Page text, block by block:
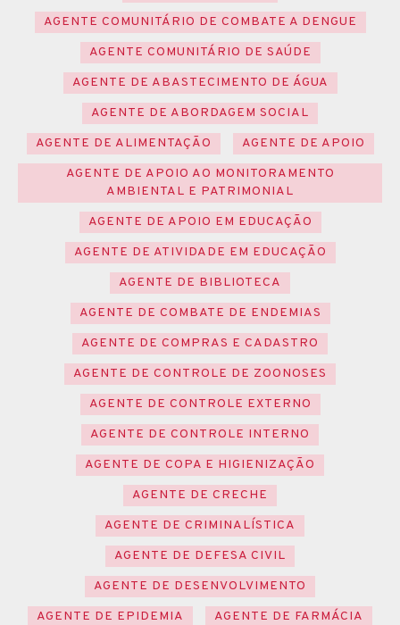
AGENTE COMUNITÁRIO DE COMBATE A DENGUE
AGENTE COMUNITÁRIO DE SAÚDE
AGENTE DE ABASTECIMENTO DE ÁGUA
AGENTE DE ABORDAGEM SOCIAL
AGENTE DE ALIMENTAÇÃO
AGENTE DE APOIO
AGENTE DE APOIO AO MONITORAMENTO
AMBIENTAL E PATRIMONIAL
AGENTE DE APOIO EM EDUCAÇÃO
AGENTE DE ATIVIDADE EM EDUCAÇÃO
AGENTE DE BIBLIOTECA
AGENTE DE COMBATE DE ENDEMIAS
AGENTE DE COMPRAS E CADASTRO
AGENTE DE CONTROLE DE ZOONOSES
AGENTE DE CONTROLE EXTERNO
AGENTE DE CONTROLE INTERNO
AGENTE DE COPA E HIGIENIZAÇÃO
AGENTE DE CRECHE
AGENTE DE CRIMINALÍSTICA
AGENTE DE DEFESA CIVIL
AGENTE DE DESENVOLVIMENTO
AGENTE DE EPIDEMIA
AGENTE DE FARMÁCIA